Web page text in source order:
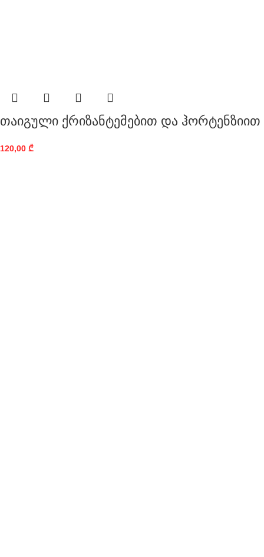
თაიგული ქრიზანტემებით და ჰორტენზიით
120,00 ₾